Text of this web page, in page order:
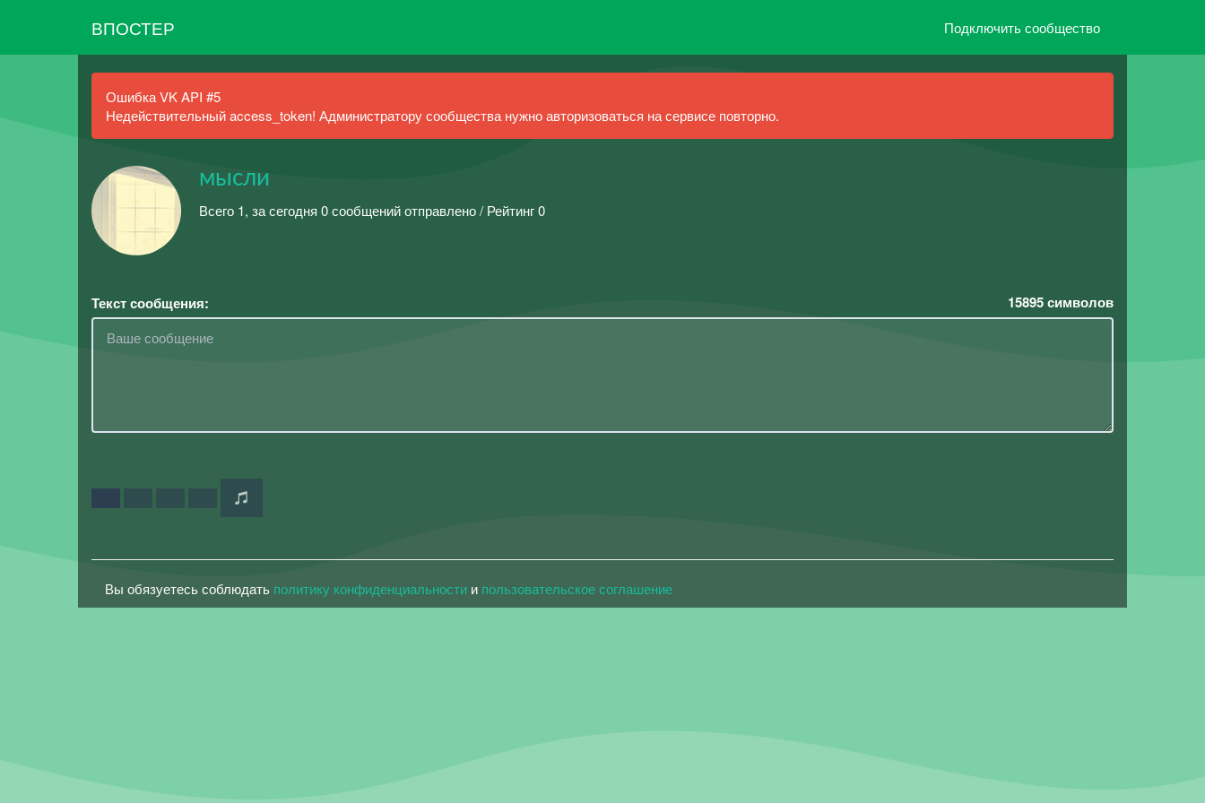
ВПОСТЕР Подключить сообщество
Ошибка VK API #5
Недействительный access_token! Администратору сообщества нужно авторизоваться на сервисе повторно.
мысли
Всего 1, за сегодня 0 сообщений отправлено / Рейтинг 0
Текст сообщения: 15895символов
Вы обязуетесь соблюдать политику конфиденциальности и пользовательское соглашение